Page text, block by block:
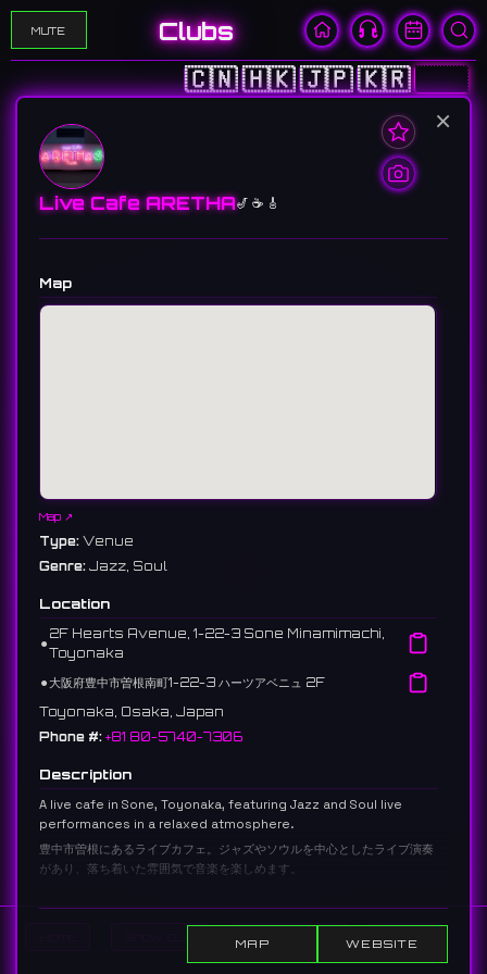
MUTE Clubs
🇨🇳🇭🇰🇯🇵🇰🇷🇺🇸
Show Events Search
×
Live Cafe ARETHA🎷 ☕️ 🎸
Map
Map ↗
Type: Venue
Genre: Jazz, Soul
Location
⚫︎
2F Hearts Avenue, 1-22-3 Sone Minamimachi,
Toyonaka
⚫︎大阪府豊中市曽根南町1-22-3 ハーツアベニュ 2F
Toyonaka, Osaka, Japan
Phone #: +81 80-5740-7306
Description
A live cafe in Sone, Toyonaka, featuring Jazz and Soul live
performances in a relaxed atmosphere.
豊中市曽根にあるライブカフェ。ジャズやソウルを中心としたライブ演奏
があり、落ち着いた雰囲気で音楽を楽しめます。
MAP WEBSITE